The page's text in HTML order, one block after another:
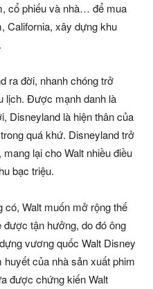
cổ phiếu và nhà… để mua
California, xây dựng khu
ra đời, nhanh chóng trở
lịch. Được mạnh danh là
Disneyland là hiện thân của
quá khứ. Disneyland trở
lại cho Walt nhiều điều
bạc triệu.
có, Walt muốn mở rộng thế
tận hưởng, do đó ông
vương quốc Walt Disney
của nhà sản xuất phim
được chứng kiến Walt